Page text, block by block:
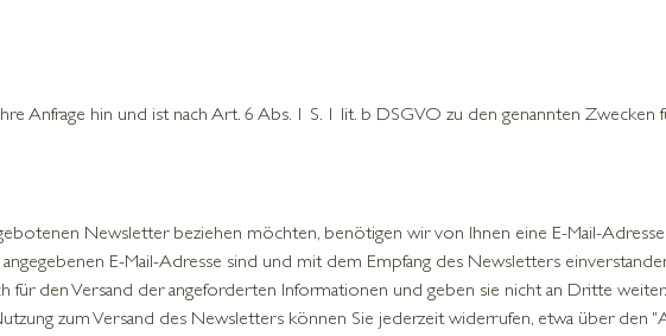
Anfrage hin und ist nach Art. 6 Abs. 1 S. 1 lit. b DSGVO zu den genannten
Newsletter beziehen möchten, benötigen wir von Ihnen eine E-Mail-
angegebenen E-Mail-Adresse sind und mit dem Empfang des Newsletters
für den Versand der angeforderten Informationen und geben sie nicht an Dritte
zum Versand des Newsletters können Sie jederzeit widerrufen, etwa über den